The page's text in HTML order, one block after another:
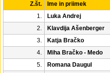
Z.št.
Ime in priimek
1.
Luka Andrej
2.
Klavdija Ašenberger
3.
Katja Bračko
4.
Miha Bračko - Medo
5.
Romana Daugul